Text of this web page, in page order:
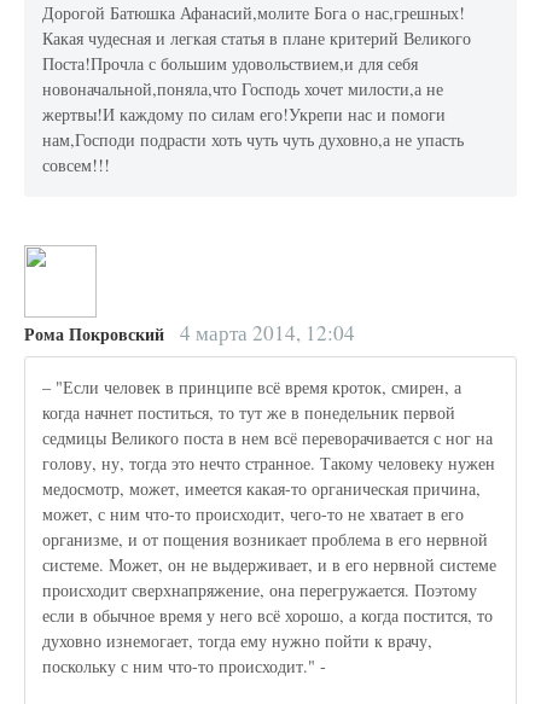
Дорогой Батюшка Афанасий,молите Бога о нас,грешных!
Какая чудесная и легкая статья в плане критерий Великого
Поста!Прочла с большим удовольствием,и для себя
новоначальной,поняла,что Господь хочет милости,а не
жертвы!И каждому по силам его!Укрепи нас и помоги
нам,Господи подрасти хоть чуть чуть духовно,а не упасть
совсем!!!
Рома Покровский 4 марта 2014, 12:04
– "Если человек в принципе всё время кроток, смирен, а
когда начнет поститься, то тут же в понедельник первой
седмицы Великого поста в нем всё переворачивается с ног на
голову, ну, тогда это нечто странное. Такому человеку нужен
медосмотр, может, имеется какая-то органическая причина,
может, с ним что-то происходит, чего-то не хватает в его
организме, и от пощения возникает проблема в его нервной
системе. Может, он не выдерживает, и в его нервной системе
происходит сверхнапряжение, она перегружается. Поэтому
если в обычное время у него всё хорошо, а когда постится, то
духовно изнемогает, тогда ему нужно пойти к врачу,
поскольку с ним что-то происходит." -